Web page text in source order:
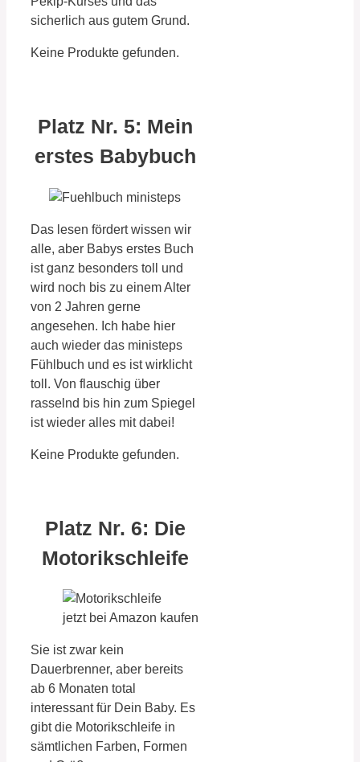
sicherlich aus gutem Grund.
Keine Produkte gefunden.
Platz Nr. 5: Mein
erstes Babybuch
Das lesen fördert wissen wir
alle, aber Babys erstes Buch
ist ganz besonders toll und
wird noch bis zu einem Alter
von 2 Jahren gerne
angesehen. Ich habe hier
auch wieder das ministeps
Fühlbuch und es ist wirklicht
toll. Von flauschig über
rasselnd bis hin zum Spiegel
ist wieder alles mit dabei!
Keine Produkte gefunden.
Platz Nr. 6: Die
Motorikschleife
jetzt bei Amazon kaufen
Sie ist zwar kein
Dauerbrenner, aber bereits
ab 6 Monaten total
interessant für Dein Baby. Es
gibt die Motorikschleife in
sämtlichen Farben, Formen